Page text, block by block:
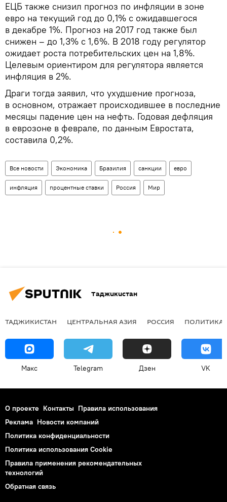
ЕЦБ также снизил прогноз по инфляции в зоне
евро на текущий год до 0,1% с ожидавшегося
в декабре 1%. Прогноз на 2017 год также был
снижен – до 1,3% с 1,6%. В 2018 году регулятор
ожидает роста потребительских цен на 1,8%.
Целевым ориентиром для регулятора является
инфляция в 2%.
Драги тогда заявил, что ухудшение прогноза,
в основном, отражает происходившее в последние
месяцы падение цен на нефть. Годовая дефляция
в еврозоне в феврале, по данным Евростата,
составила 0,2%.
Все новости Экономика Бразилия санкции евро
инфляция процентные ставки Россия Мир
Таджикистан
ТАДЖИКИСТАН ЦЕНТРАЛЬНАЯ АЗИЯ РОССИЯ ПОЛИТИКА
Макс Telegram Дзен VK
О проекте Контакты Правила использования
Реклама Новости компаний
Политика конфиденциальности
Политика использования Cookie
Правила применения рекомендательных
технологий
Обратная связь